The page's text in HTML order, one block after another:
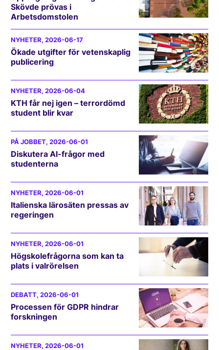
Skövde prövas i
Arbetsdomstolen
NYHETER, 2026-06-17
Ökade utgifter för vetenskaplig
publicering
NYHETER, 2026-06-04
KTH får nej igen – terrordömd
student blir kvar
PÅ JOBBET, 2026-06-01
Diskutera AI-frågor med
studenterna
NYHETER, 2026-06-01
Italienska lärosäten pressas av
regeringen
NYHETER, 2026-06-01
Högskolefrågorna som kan ta
plats i valrörelsen
DEBATT, 2026-06-01
Processen för GDPR hindrar
forskningen
NYHETER, 2026-06-01